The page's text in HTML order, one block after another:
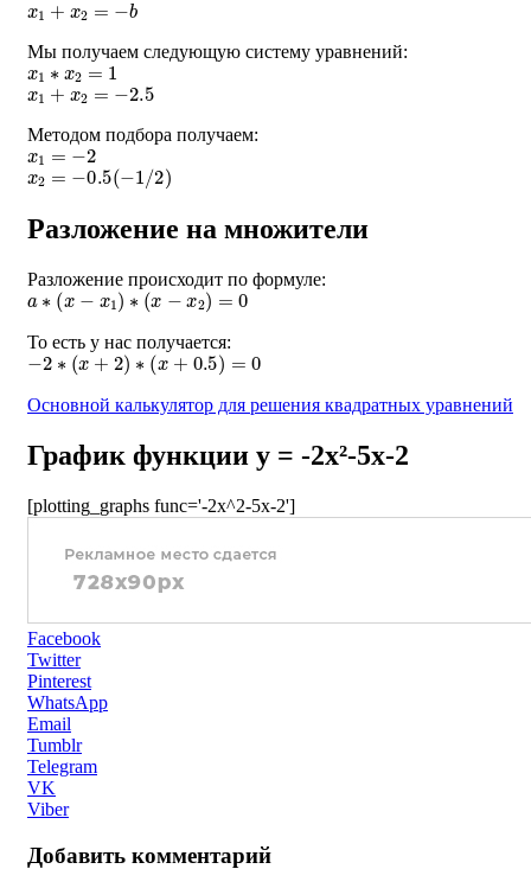
Мы получаем следующую систему уравнений:
x1∗x2=1
x1 + x2 =− 2.5
Методом подбора получаем:
x1=−2
x2 =− 0.5 (−1 2
Разложение на множители
Разложение происходит по формуле:
a ∗(x−x1)∗ (x−x2)=0
То есть у нас получается:
−2∗(x+2)∗(x+0.5)=0
Основной калькулятор для решения квадратных уравнений
График функции y = -2x²-5x-2
[plotting_graphs func='-2x^2-5x-2']
Facebook
Twitter
Pinterest
WhatsApp
Email
Tumblr
Telegram
VK
Viber
Добавить комментарий